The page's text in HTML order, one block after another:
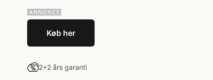
Køb her
2+2 års garanti